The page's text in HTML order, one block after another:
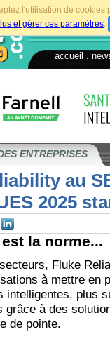
l'utilisation de
et gérer ces paramètres.
accueil
ENTREPRISES
au
2025
la norme...
Fluke
à mettre en
intelligentes, plus
grâce à des
de pointe.